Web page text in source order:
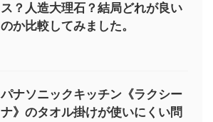
ス？人造大理石？結局どれが良い
のか比較してみました。
パナソニックキッチン《ラクシー
ナ》のタオル掛けが使いにくい問